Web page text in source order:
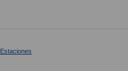
Estaciones